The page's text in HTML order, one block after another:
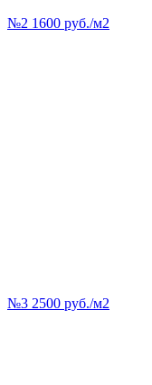
№2 1600 руб./м2
№3 2500 руб./м2